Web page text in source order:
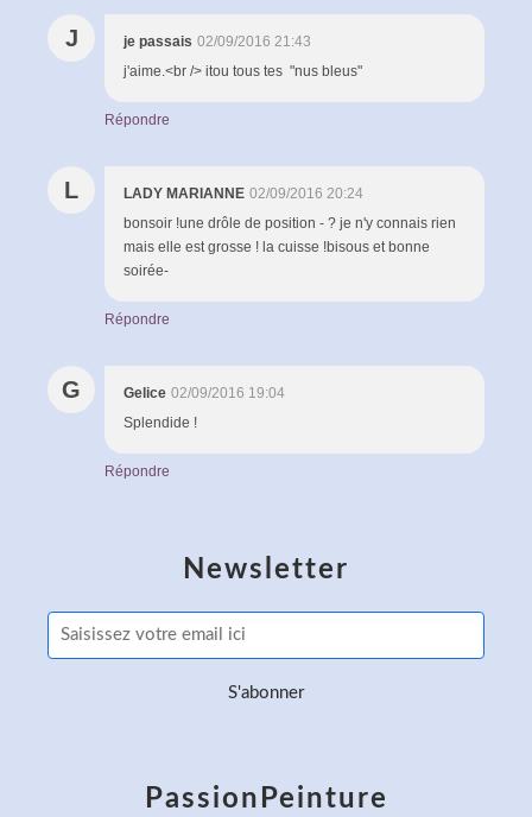
J je passais 02/09/2016 21:43
j'aime.<br /> itou tous tes "nus bleus"
Répondre
L LADY MARIANNE 02/09/2016 20:24
bonsoir !une drôle de position - ? je n'y connais rien
mais elle est grosse ! la cuisse !bisous et bonne
soirée-
Répondre
G Gelice 02/09/2016 19:04
Splendide !
Répondre
Newsletter
PassionPeinture